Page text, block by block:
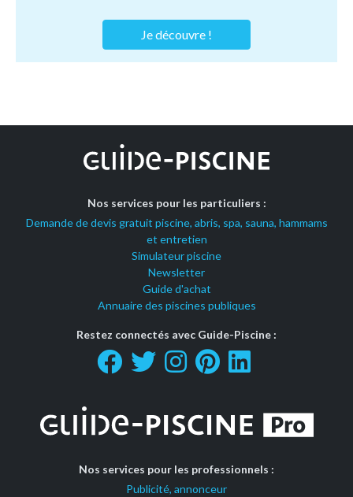
Je découvre !
Nos services pour les particuliers :
Demande de devis gratuit piscine, abris, spa, sauna, hammams
et entretien
Simulateur piscine
Newsletter
Guide d'achat
Annuaire des piscines publiques
Restez connectés avec Guide-Piscine :
Nos services pour les professionnels :
Publicité, annonceur